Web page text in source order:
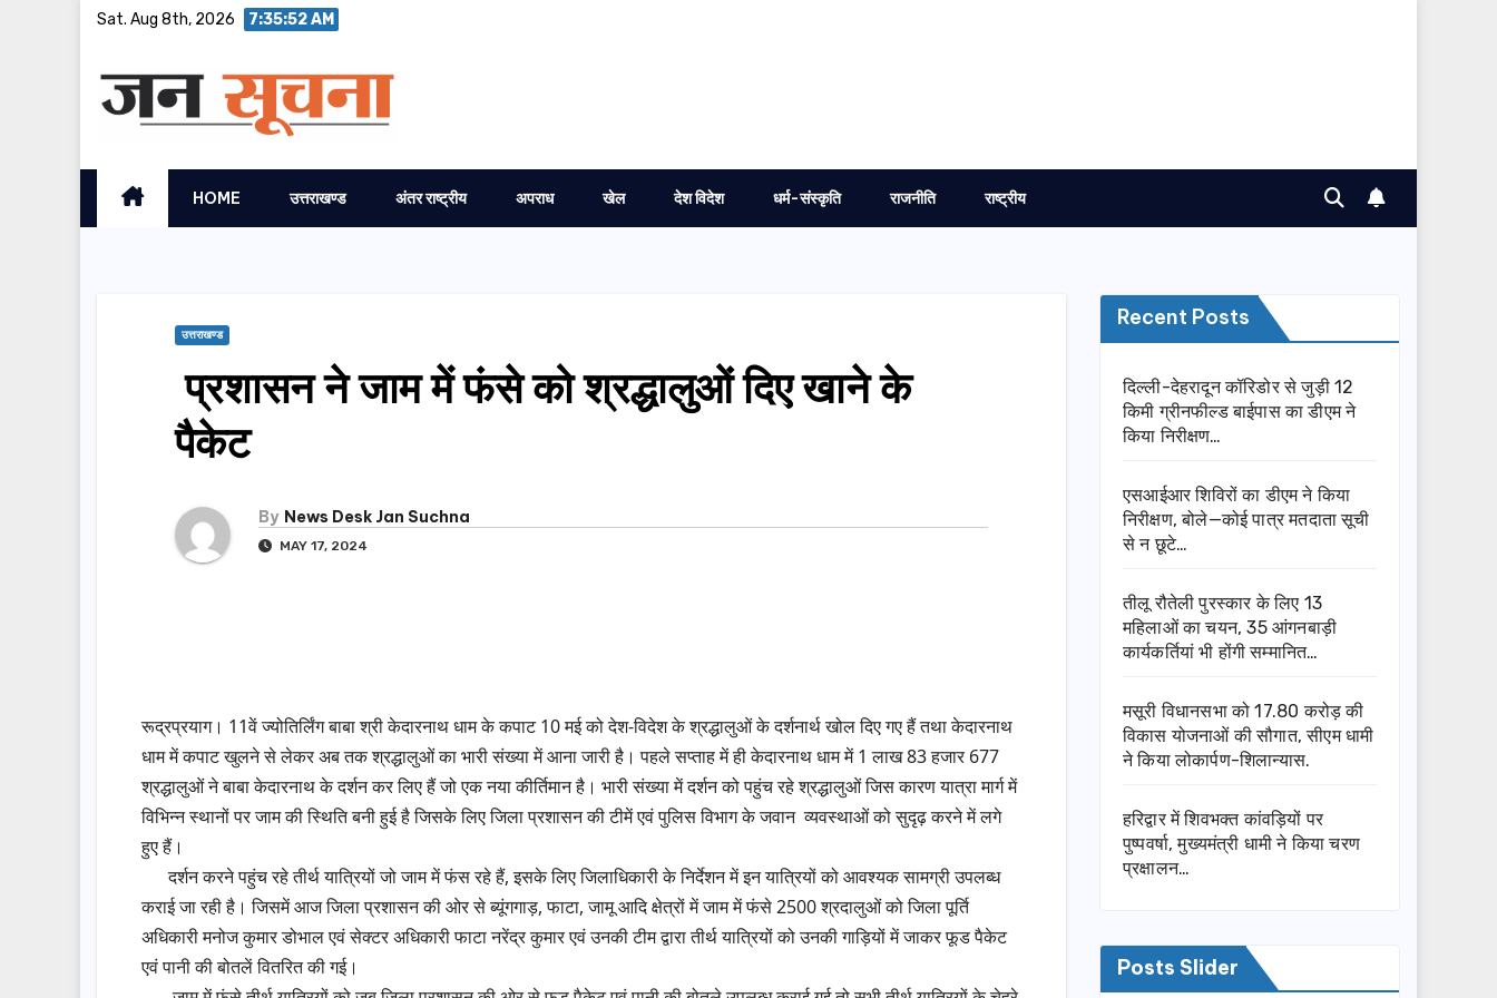
Sat. Aug 8th, 2026 7:35:52 AM
HOME उत्तराखण्ड अंतर राष्ट्रीय अपराध खेल देश विदेश धर्म-संस्कृति राजनीति राष्ट्रीय
उत्तराखण्ड
प्रशासन ने जाम में फंसे को श्रद्धालुओं दिए खाने के
पैकेट
By News Desk Jan Suchna
MAY 17, 2024
रूद्रप्रयाग। 11वें ज्योतिर्लिंग बाबा श्री केदारनाथ धाम के कपाट 10 मई को देश-विदेश के श्रद्धालुओं के दर्शनार्थ खोल दिए गए हैं तथा केदारनाथ
धाम में कपाट खुलने से लेकर अब तक श्रद्धालुओं का भारी संख्या में आना जारी है। पहले सप्ताह में ही केदारनाथ धाम में 1 लाख 83 हजार 677
श्रद्धालुओं ने बाबा केदारनाथ के दर्शन कर लिए हैं जो एक नया कीर्तिमान है। भारी संख्या में दर्शन को पहुंच रहे श्रद्धालुओं जिस कारण यात्रा मार्ग में
विभिन्न स्थानों पर जाम की स्थिति बनी हुई है जिसके लिए जिला प्रशासन की टीमें एवं पुलिस विभाग के जवान व्यवस्थाओं को सुदृढ़ करने में लगे
हुए हैं।
दर्शन करने पहुंच रहे तीर्थ यात्रियों जो जाम में फंस रहे हैं, इसके लिए जिलाधिकारी के निर्देशन में इन यात्रियों को आवश्यक सामग्री उपलब्ध
कराई जा रही है। जिसमें आज जिला प्रशासन की ओर से ब्यूंगगाड़, फाटा, जामू आदि क्षेत्रों में जाम में फंसे 2500 श्रदालुओं को जिला पूर्ति
अधिकारी मनोज कुमार डोभाल एवं सेक्टर अधिकारी फाटा नरेंद्र कुमार एवं उनकी टीम द्वारा तीर्थ यात्रियों को उनकी गाड़ियों में जाकर फूड पैकेट
एवं पानी की बोतलें वितरित की गई।
Recent Posts
दिल्ली-देहरादून कॉरिडोर से जुड़ी 12
किमी ग्रीनफील्ड बाईपास का डीएम ने
किया निरीक्षण…
एसआईआर शिविरों का डीएम ने किया
निरीक्षण, बोले—कोई पात्र मतदाता सूची
से न छूटे…
तीलू रौतेली पुरस्कार के लिए 13
महिलाओं का चयन, 35 आंगनबाड़ी
कार्यकर्तियां भी होंगी सम्मानित…
मसूरी विधानसभा को 17.80 करोड़ की
विकास योजनाओं की सौगात, सीएम धामी
ने किया लोकार्पण-शिलान्यास.
हरिद्वार में शिवभक्त कांवड़ियों पर
पुष्पवर्षा, मुख्यमंत्री धामी ने किया चरण
प्रक्षालन…
Posts Slider